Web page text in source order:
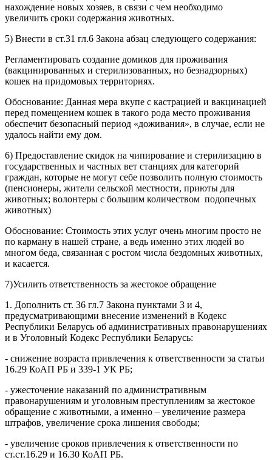
нахождение новых хозяев, в связи с чем необходимо
увеличить сроки содержания животных.
5) Внести в ст.31 гл.6 Закона абзац следующего содержания:
Регламентировать создание домиков для проживания
(вакцинированных и стерилизованных, но безнадзорных)
кошек на придомовых территориях.
Обоснование: Данная мера вкупе с кастрацией и вакцинацией
перед помещением кошек в такого рода место проживания
обеспечит безопасный период «доживания», в случае, если не
удалось найти ему дом.
6) Предоставление скидок на чипирование и стерилизацию в
государственных и частных вет станциях для категорий
граждан, которые не могут себе позволить полную стоимость
(пенсионеры, жители сельской местности, приюты для
животных; волонтеры с большим количеством подопечных
животных)
Обоснование: Стоимость этих услуг очень многим просто не
по карману в нашей стране, а ведь именно этих людей во
многом беда, связанная с ростом числа бездомных животных,
и касается.
7)Усилить ответственность за жестокое обращение
1. Дополнить ст. 36 гл.7 Закона пунктами 3 и 4,
предусматривающими внесение изменений в Кодекс
Республики Беларусь об административных правонарушениях
и в Уголовный Кодекс Республики Беларусь:
- снижение возраста привлечения к ответственности за статьи
16.29 КоАП РБ и 339-1 УК РБ;
- ужесточение наказаний по административным
правонарушениям и уголовным преступлениям за жестокое
обращение с животными, а именно – увеличение размера
штрафов, увеличение срока лишения свободы;
- увеличение сроков привлечения к ответственности по
ст.ст.16.29 и 16.30 КоАП РБ.